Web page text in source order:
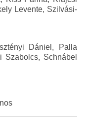
Levente, Szilvási-
Dániel, Palla
Szabolcs, Schnábel